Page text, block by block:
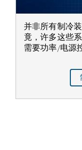
并非所有制冷
竟，许多这些
需要功率/电源